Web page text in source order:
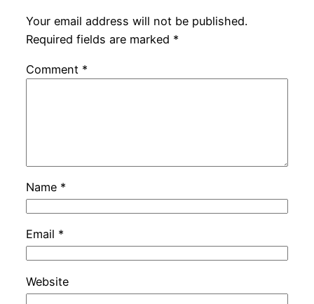
Your email address will not be published.
Required fields are marked *
Comment *
Name *
Email *
Website